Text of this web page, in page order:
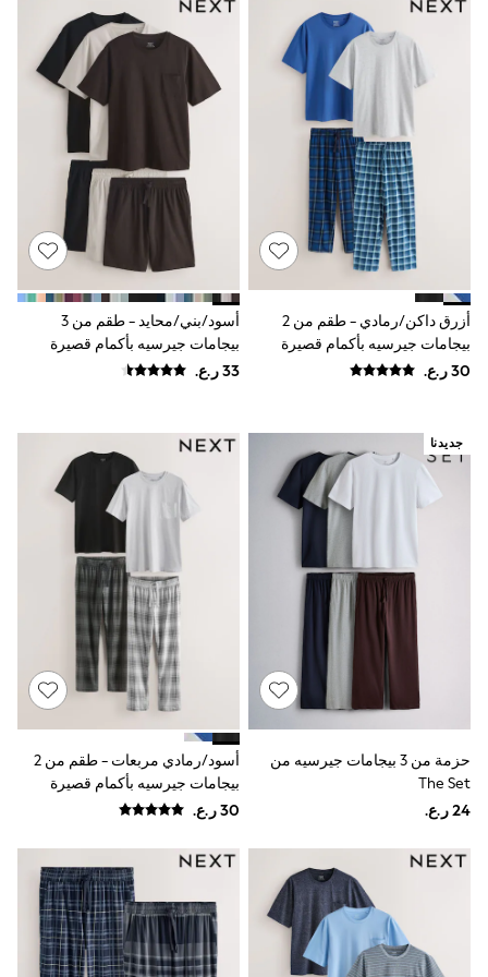
Boys' Travel Styles
Sunset Styles
Sets & Outfits
Linen Collection
Tops & T-Shirts
Polo Shirts
Swimwear
Shorts
Sandals & Clogs
Sun Safe
Rash Vests
Sun Hats & Caps
Baby Summer Nightwear
Dresses
Sets & Outfits
Swimwear
Sun Hats & Caps
Mens' Holiday Shop
Linen Collection
Polo Shirts
Tops & T-Shirts
Trousers & Chinos
Jeans
Sandals
Shorts
Swimwear
Hats & Caps
Vests
Sunglasses
Bags
B by Ted Baker
Baker by Ted Baker
Boden
Lipsy
Love & Roses
Mint Velvet
Monsoon
أزرق داكن/رمادي - طقم من 2
بيجامات جيرسيه بأكمام قصيرة
أسود/بني/محايد - طقم من 3
بيجامات جيرسيه بأكمام قصيرة
جديدنا
حزمة من 3 بيجامات جيرسيه من
The Set
أسود/رمادي مربعات - طقم من 2
بيجامات جيرسيه بأكمام قصيرة